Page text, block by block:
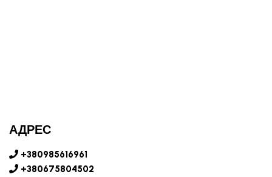
АДРЕС
+380985616961
+380675804502